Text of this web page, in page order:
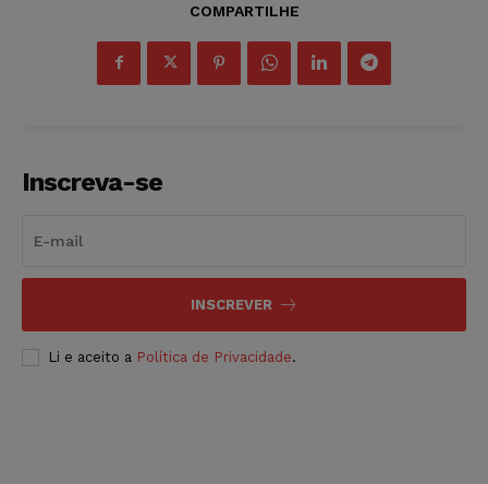
COMPARTILHE
Inscreva-se
INSCREVER
Li e aceito a Política de Privacidade.